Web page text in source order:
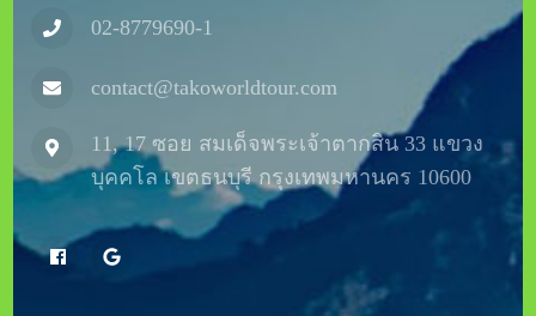
02-8779690-1
contact@takoworldtour.com
11, 17 ซอย สมเด็จพระเจ้าตากสิน 33 แขวง
บุคคโล เขตธนบุรี กรุงเทพมหานคร 10600